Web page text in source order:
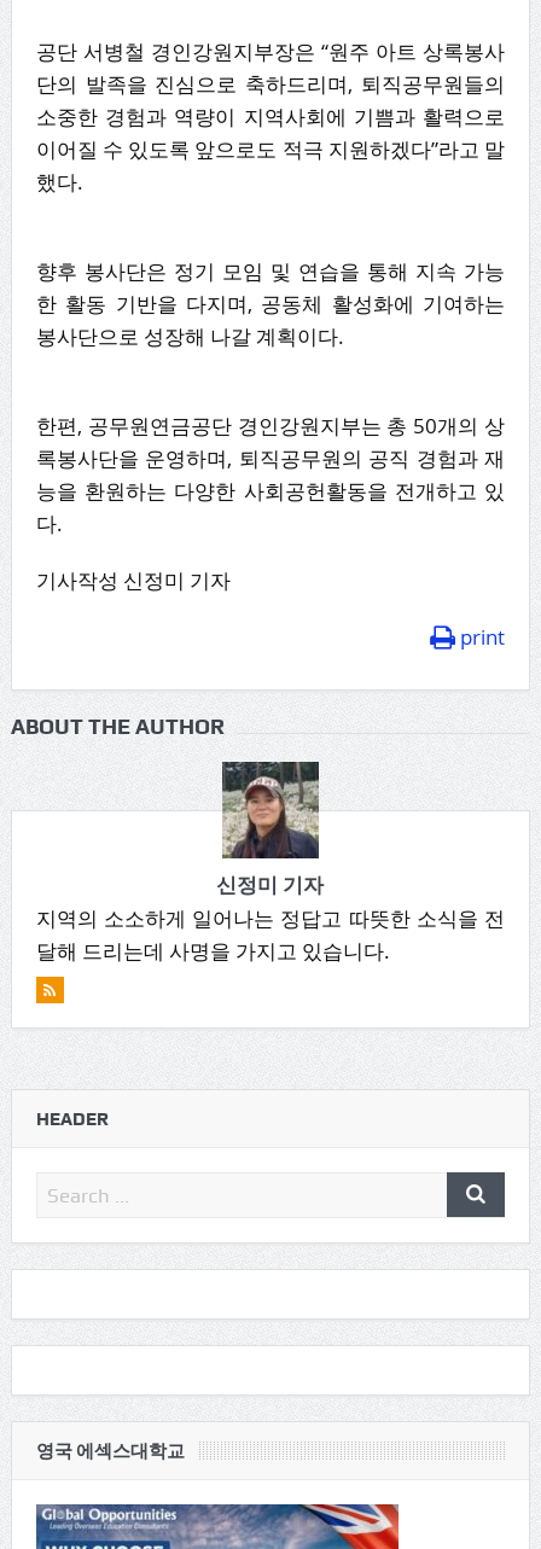
공단 서병철 경인강원지부장은 “원주 아트 상록봉사
단의 발족을 진심으로 축하드리며, 퇴직공무원들의
소중한 경험과 역량이 지역사회에 기쁨과 활력으로
이어질 수 있도록 앞으로도 적극 지원하겠다”라고 말
했다.
향후 봉사단은 정기 모임 및 연습을 통해 지속 가능
한 활동 기반을 다지며, 공동체 활성화에 기여하는
봉사단으로 성장해 나갈 계획이다.
한편, 공무원연금공단 경인강원지부는 총 50개의 상
록봉사단을 운영하며, 퇴직공무원의 공직 경험과 재
능을 환원하는 다양한 사회공헌활동을 전개하고 있
다.
기사작성 신정미 기자
print
ABOUT THE AUTHOR
신정미 기자
지역의 소소하게 일어나는 정답고 따뜻한 소식을 전
달해 드리는데 사명을 가지고 있습니다.
HEADER
영국 에섹스대학교